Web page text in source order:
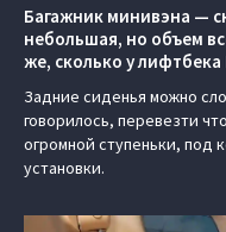
Багажник минивэна —
небольшая, но объем
же, сколько у лифтбека
Задние сиденья можно
говорилось, перевезти
огромной ступеньки, под
установки.